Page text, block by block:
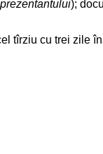
);
tîrziu cu trei zile